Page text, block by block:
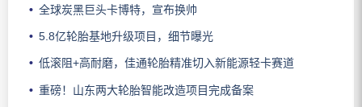
全球炭黑巨头卡博特，宣布换帅
5.8亿轮胎基地升级项目，细节曝光
低滚阻+高耐磨，佳通轮胎精准切入新能源轻卡赛道
重磅！山东两大轮胎智能改造项目完成备案